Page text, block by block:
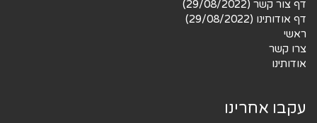
דף צור קשר (29/08/2022)
דף אודותינו (29/08/2022)
ראשי
צרו קשר
אודותינו
עקבו אחרינו